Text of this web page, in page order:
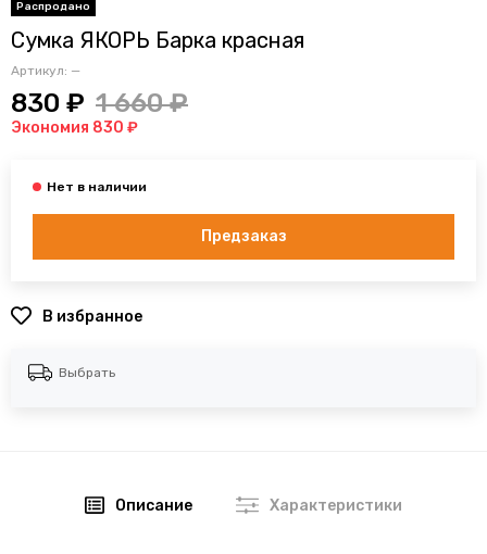
Сумка ЯКОРЬ Барка красная
Артикул: —
830 ₽ 1 660 ₽
Экономия 830 ₽
Предзаказ
В избранное
Выбрать
Описание Характеристики